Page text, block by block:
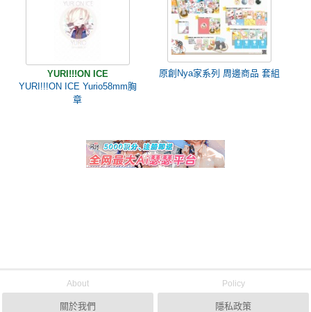
YURI!!!ON ICE
YURI!!!ON ICE Yurio58mm胸
章
原創Nya家系列 周邊商品 套組
About
關於我們
Policy
隱私政策